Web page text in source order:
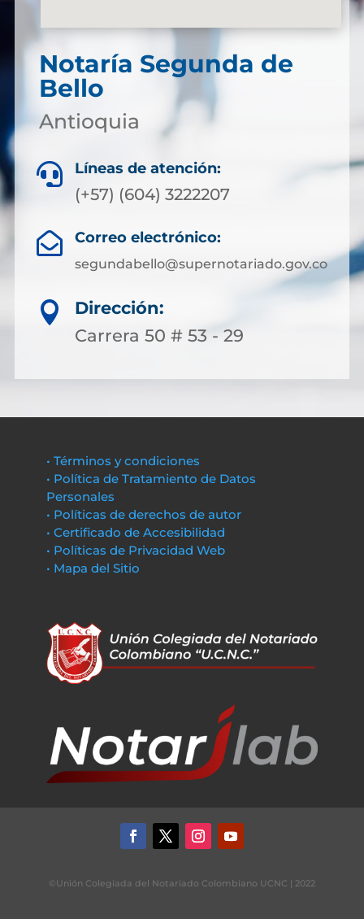
Notaría Segunda de
Bello
Antioquia
 Líneas de atención:
(+57) (604) 3222207
 Correo electrónico:
segundabello@supernotariado.gov.co

Dirección:
Carrera 50 # 53 - 29
• Términos y condiciones
• Política de Tratamiento de Datos
Personales
• Políticas de derechos de autor
• Certificado de Accesibilidad
• Políticas de Privacidad Web
• Mapa del Sitio
©Unión Colegiada del Notariado Colombiano UCNC | 2022